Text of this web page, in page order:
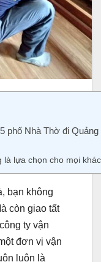
phố Nhà Thờ đi
lựa chọn cho mọi
bạn không
còn giao tất
ty vận
đơn vị vận
luôn là